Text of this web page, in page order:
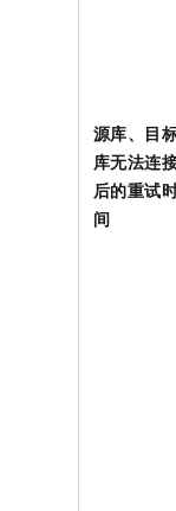
源库、目
库无法连
后的重试
间